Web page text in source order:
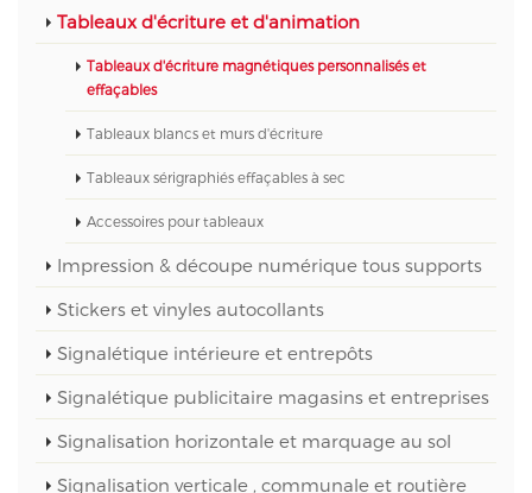
Tableaux d'écriture et d'animation
Tableaux d'écriture magnétiques personnalisés et
effaçables
Tableaux blancs et murs d'écriture
Tableaux sérigraphiés effaçables à sec
Accessoires pour tableaux
Impression & découpe numérique tous supports
Stickers et vinyles autocollants
Signalétique intérieure et entrepôts
Signalétique publicitaire magasins et entreprises
Signalisation horizontale et marquage au sol
Signalisation verticale , communale et routière